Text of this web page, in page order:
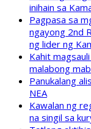
inihain sa
Pagpasa sa
ngayong 2nd
ng lider ng
Kahit
malabong
Panukalang
NEA
Kawalan ng
na singil sa